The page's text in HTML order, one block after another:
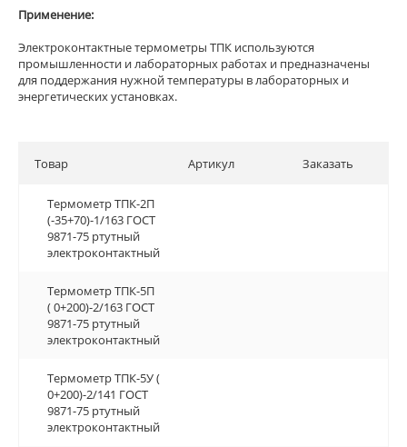
Применение:
Электроконтактные термометры ТПК используются
промышленности и лабораторных работах и предназначены
для поддержания нужной температуры в лабораторных и
энергетических установках.
Товар
Термометр ТПК-2П
(-35+70)-1/163 ГОСТ
9871-75 ртутный
электроконтактный
Термометр ТПК-5П
( 0+200)-2/163 ГОСТ
9871-75 ртутный
электроконтактный
Термометр ТПК-5У (
0+200)-2/141 ГОСТ
9871-75 ртутный
электроконтактный
Артикул Заказать